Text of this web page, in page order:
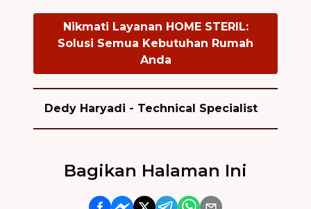
Nikmati Layanan HOME STERIL:
Solusi Semua Kebutuhan Rumah
Anda
Dedy Haryadi - Technical Specialist
Bagikan Halaman Ini